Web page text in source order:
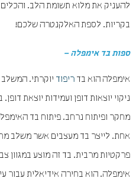
להעניק את מלוא תשומת הלב. והכלים
בקריות. לספת האלקנטרה שלכם!
ספות בד אימפלה –
אימפלה הוא בד ריפוד יוקרתי.
ניקוי יוצאות דופן ועמידות יוצאת
מחקר ופיתוח נרחב. פיתוח בד
אחת. לייצר בד מעצבים אשר משלב
פרקטיות מרבית. בד זה מוצע במגוון
אימפלה. הוא בחירה אידיאלית עבור